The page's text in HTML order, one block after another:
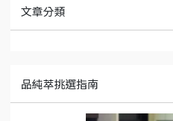
文章分類
品純萃挑選指南